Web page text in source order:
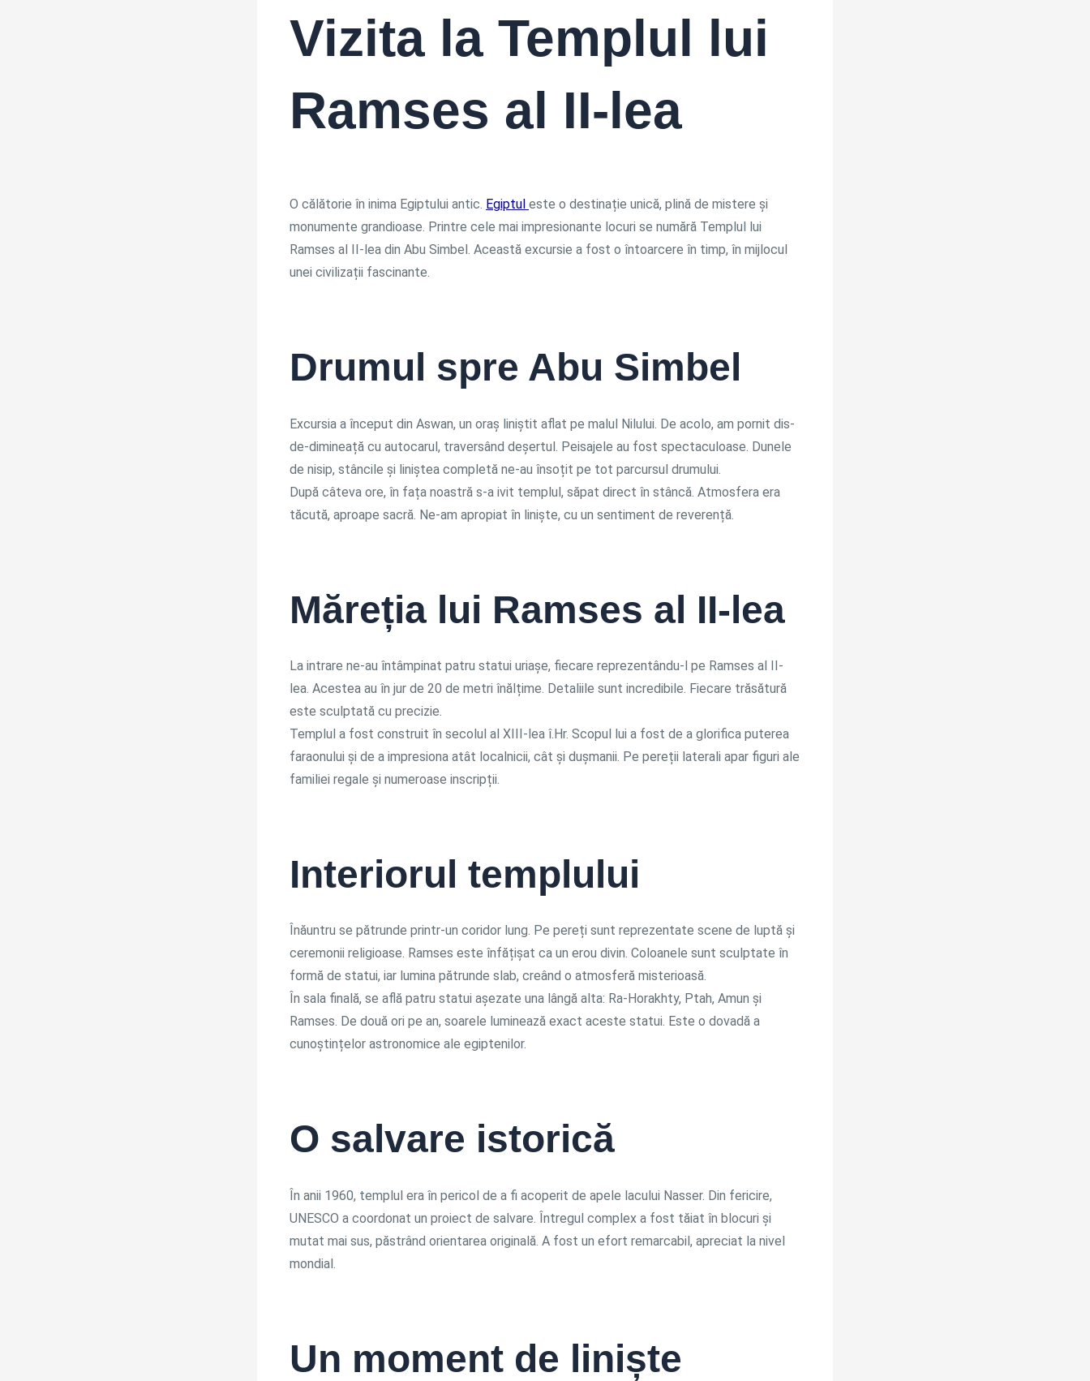
Vizita la Templul lui
Ramses al II-lea
O călătorie în inima Egiptului antic. Egiptul este o destinație unică, plină de mistere și
monumente grandioase. Printre cele mai impresionante locuri se numără Templul lui
Ramses al II-lea din Abu Simbel. Această excursie a fost o întoarcere în timp, în mijlocul
unei civilizații fascinante.
Drumul spre Abu Simbel
Excursia a început din Aswan, un oraș liniștit aflat pe malul Nilului. De acolo, am pornit dis-
de-dimineață cu autocarul, traversând deșertul. Peisajele au fost spectaculoase. Dunele
de nisip, stâncile și liniștea completă ne-au însoțit pe tot parcursul drumului.
După câteva ore, în fața noastră s-a ivit templul, săpat direct în stâncă. Atmosfera era
tăcută, aproape sacră. Ne-am apropiat în liniște, cu un sentiment de reverență.
Măreția lui Ramses al II-lea
La intrare ne-au întâmpinat patru statui uriașe, fiecare reprezentându-l pe Ramses al II-
lea. Acestea au în jur de 20 de metri înălțime. Detaliile sunt incredibile. Fiecare trăsătură
este sculptată cu precizie.
Templul a fost construit în secolul al XIII-lea î.Hr. Scopul lui a fost de a glorifica puterea
faraonului și de a impresiona atât localnicii, cât și dușmanii. Pe pereții laterali apar figuri ale
familiei regale și numeroase inscripții.
Interiorul templului
Înăuntru se pătrunde printr-un coridor lung. Pe pereți sunt reprezentate scene de luptă și
ceremonii religioase. Ramses este înfățișat ca un erou divin. Coloanele sunt sculptate în
formă de statui, iar lumina pătrunde slab, creând o atmosferă misterioasă.
În sala finală, se află patru statui așezate una lângă alta: Ra-Horakhty, Ptah, Amun și
Ramses. De două ori pe an, soarele luminează exact aceste statui. Este o dovadă a
cunoștințelor astronomice ale egiptenilor.
O salvare istorică
În anii 1960, templul era în pericol de a fi acoperit de apele lacului Nasser. Din fericire,
UNESCO a coordonat un proiect de salvare. Întregul complex a fost tăiat în blocuri și
mutat mai sus, păstrând orientarea originală. A fost un efort remarcabil, apreciat la nivel
mondial.
Un moment de liniște